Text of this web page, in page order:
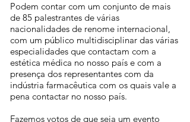
Podem contar com um conjunto de mais
de 85 palestrantes de várias
nacionalidades de renome internacional,
com um público multidisciplinar das várias
especialidades que contactam com a
estética médica no nosso país e com a
presença dos representantes com da
indústria farmacêutica com os quais vale a
pena contactar no nosso país.
Fazemos votos de que seja um evento